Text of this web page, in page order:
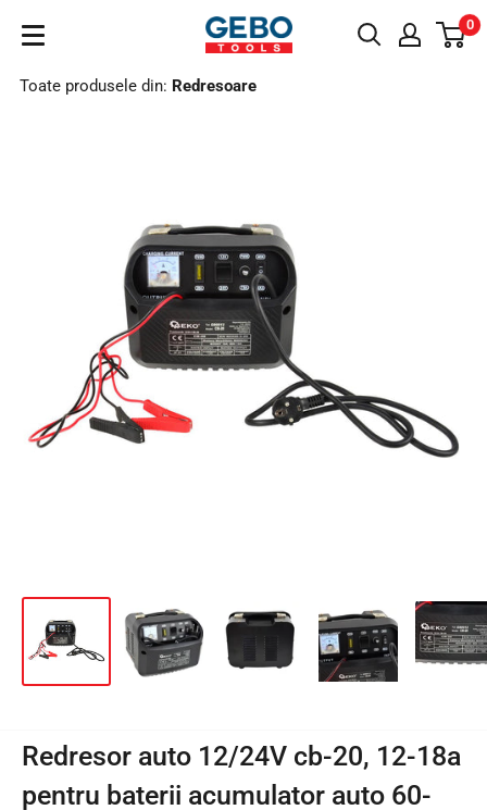
conținut
GeboTools.ro 0
Toate produsele din: Redresoare
Redresor auto 12/24V cb-20, 12-18a
pentru baterii acumulator auto 60-